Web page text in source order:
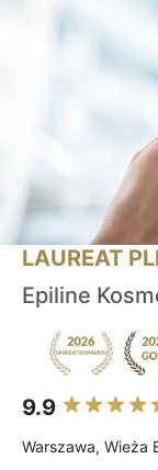
LAUREAT
Epiline
9.9
Warszawa, Wieża